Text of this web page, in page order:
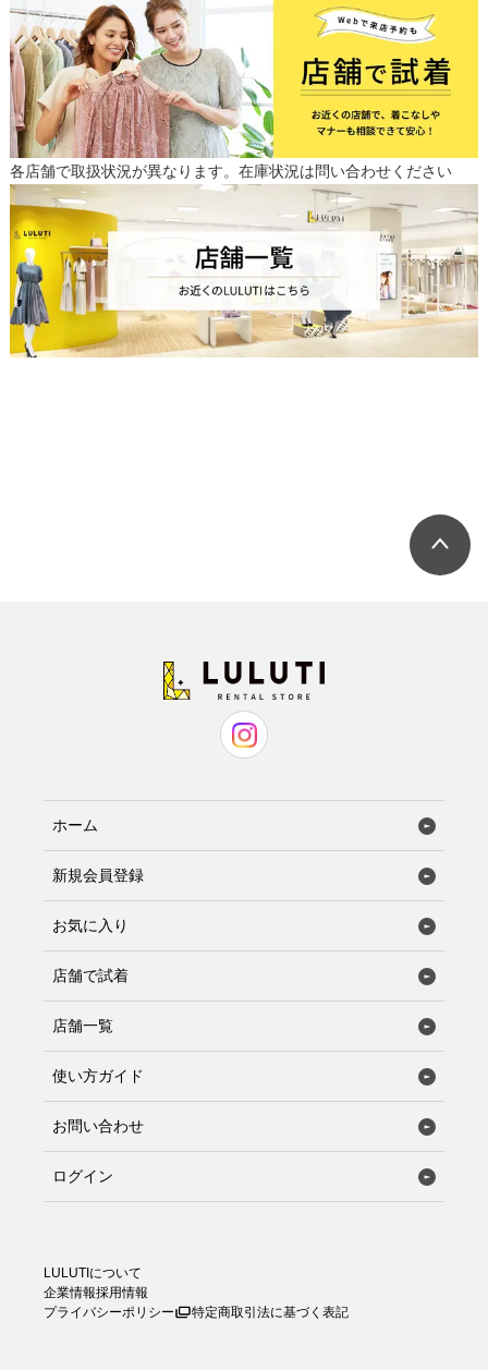
各店舗で取扱状況が異なります。在庫状況は問い合わせください
ホーム
新規会員登録
お気に入り
店舗で試着
店舗一覧
使い方ガイド
お問い合わせ
ログイン
LULUTIについて
企業情報採用情報
プライバシーポリシー
特定商取引法に基づく表記